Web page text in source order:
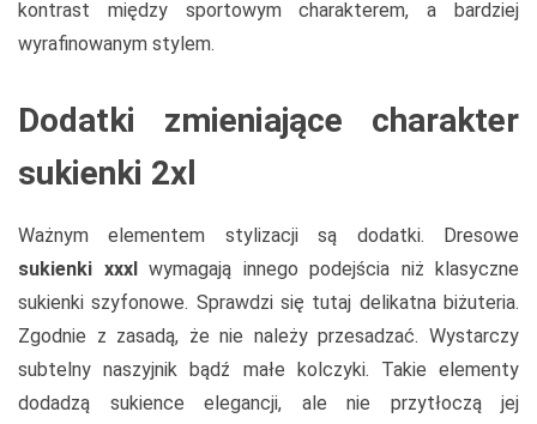
kontrast między sportowym charakterem, a bardziej
wyrafinowanym stylem.
Dodatki zmieniające charakter
sukienki 2xl
Ważnym elementem stylizacji są dodatki. Dresowe
sukienki xxxl
wymagają innego podejścia niż klasyczne
sukienki szyfonowe. Sprawdzi się tutaj delikatna biżuteria.
Zgodnie z zasadą, że nie należy przesadzać. Wystarczy
subtelny naszyjnik bądź małe kolczyki. Takie elementy
dodadzą sukience elegancji, ale nie przytłoczą jej